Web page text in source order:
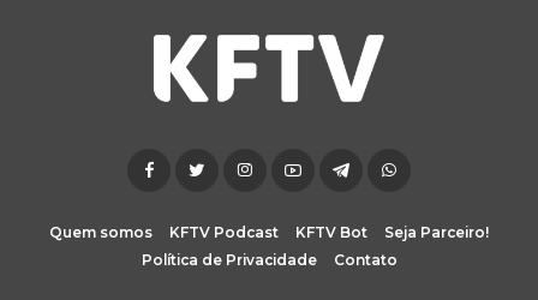
Quem somos KFTV Podcast KFTV Bot
Seja Parceiro!
Política de Privacidade
Contato